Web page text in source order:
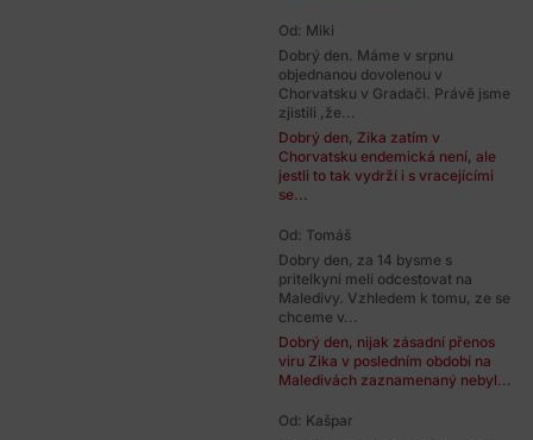
Od: Miki
Dobrý den. Máme v srpnu
objednanou dovolenou v
Chorvatsku v Gradači. Právě jsme
zjistili ,že...
Dobrý den, Zika zatím v
Chorvatsku endemická není, ale
jestli to tak vydrží i s vracejícími
se...
Od: Tomáš
Dobry den, za 14 bysme s
pritelkyni meli odcestovat na
Maledivy. Vzhledem k tomu, ze se
chceme v...
Dobrý den, nijak zásadní přenos
viru Zika v posledním období na
Maledivách zaznamenaný nebyl...
Od: Kašpar